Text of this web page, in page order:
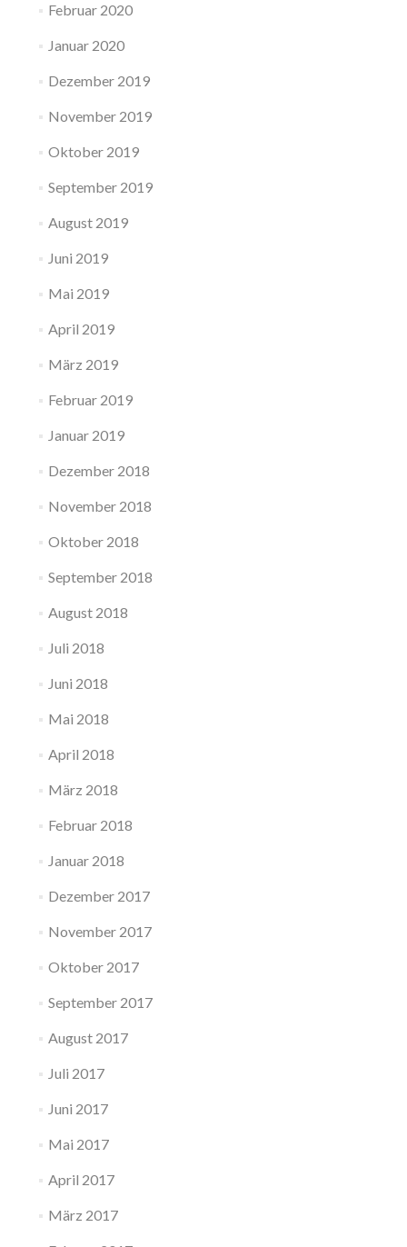
Februar 2020
Januar 2020
Dezember 2019
November 2019
Oktober 2019
September 2019
August 2019
Juni 2019
Mai 2019
April 2019
März 2019
Februar 2019
Januar 2019
Dezember 2018
November 2018
Oktober 2018
September 2018
August 2018
Juli 2018
Juni 2018
Mai 2018
April 2018
März 2018
Februar 2018
Januar 2018
Dezember 2017
November 2017
Oktober 2017
September 2017
August 2017
Juli 2017
Juni 2017
Mai 2017
April 2017
März 2017